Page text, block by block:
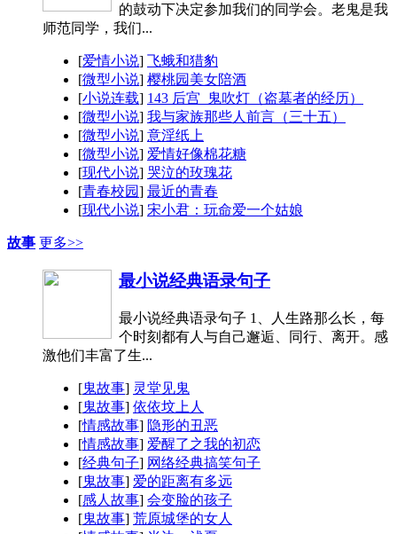
的鼓动下决定参加我们的同学会。老鬼是我
师范同学，我们...
[爱情小说] 飞蛾和猎豹
[微型小说] 樱桃园美女陪酒
[小说连载] 143 后宫_鬼吹灯（盗墓者的经历）
[微型小说] 我与家族那些人前言（三十五）
[微型小说] 意淫纸上
[微型小说] 爱情好像棉花糖
[现代小说] 哭泣的玫瑰花
[青春校园] 最近的青春
[现代小说] 宋小君：玩命爱一个姑娘
故事 更多>>
最小说经典语录句子
最小说经典语录句子 1、人生路那么长，每
个时刻都有人与自己邂逅、同行、离开。感
激他们丰富了生...
[鬼故事] 灵堂见鬼
[鬼故事] 依依坟上人
[情感故事] 隐形的丑恶
[情感故事] 爱醒了之我的初恋
[经典句子] 网络经典搞笑句子
[鬼故事] 爱的距离有多远
[感人故事] 会变脸的孩子
[鬼故事] 荒原城堡的女人